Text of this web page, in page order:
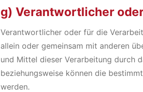
g) Verantwortlicher
Verantwortlicher oder für die
allein oder gemeinsam mit anderen
und Mittel dieser Verarbeitung durch
beziehungsweise können die
werden.